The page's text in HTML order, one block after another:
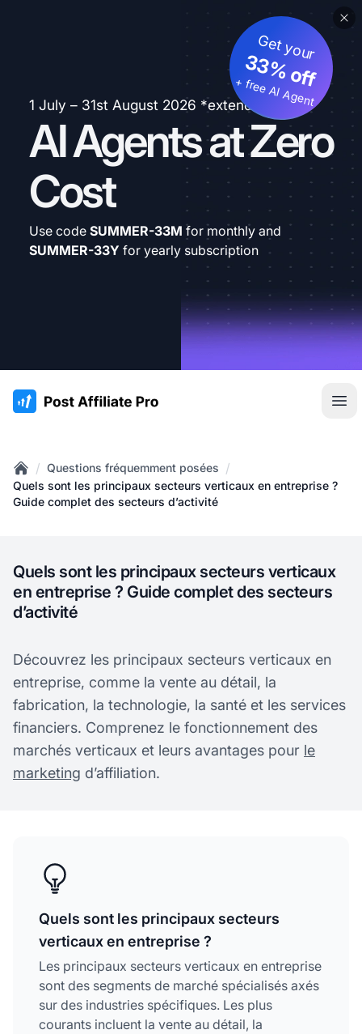
1 July – 31st August 2026 *extended
AI Agents at Zero
Cost
Get your
33% off
+ free AI Agent
Use code SUMMER-33M for monthly and
SUMMER-33Y for yearly subscription
:site.title
Home
/ Questions fréquemment posées /
Quels sont les principaux secteurs verticaux en entreprise ?
Guide complet des secteurs d’activité
Quels sont les principaux secteurs verticaux
en entreprise ? Guide complet des secteurs
d’activité
Découvrez les principaux secteurs verticaux en
entreprise, comme la vente au détail, la
fabrication, la technologie, la santé et les services
financiers. Comprenez le fonctionnement des
marchés verticaux et leurs avantages pour le
marketing d’affiliation.
Quels sont les principaux secteurs
verticaux en entreprise ?
Les principaux secteurs verticaux en entreprise
sont des segments de marché spécialisés axés
sur des industries spécifiques. Les plus
courants incluent la vente au détail, la